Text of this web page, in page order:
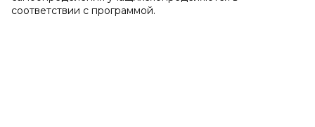
соответствии с программой.